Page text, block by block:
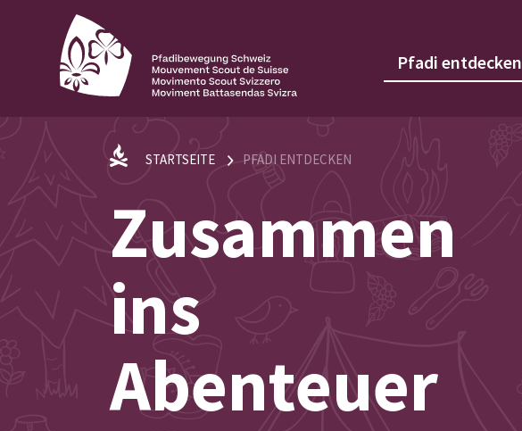
Pfadi entdecken
STARTSEITE PFADI ENTDECKEN
Zusammen
ins
Abenteuer